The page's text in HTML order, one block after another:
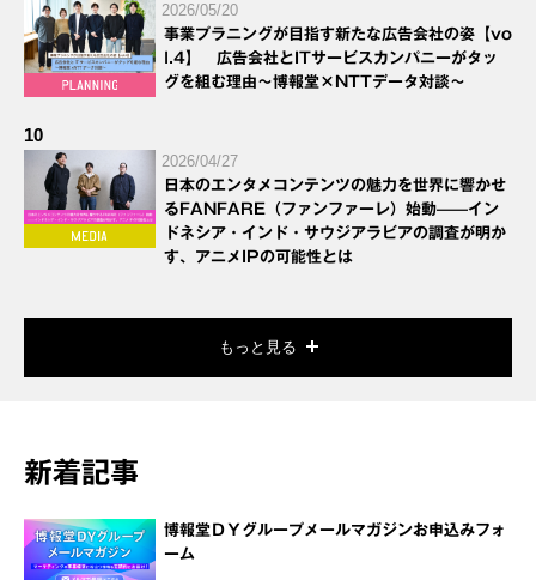
2026/05/20
事業プラニングが目指す新たな広告会社の姿【vo
l.4】 広告会社とITサービスカンパニーがタッ
グを組む理由～博報堂×NTTデータ対談～
10
2026/04/27
日本のエンタメコンテンツの魅力を世界に響かせ
るFANFARE（ファンファーレ）始動——イン
ドネシア・インド・サウジアラビアの調査が明か
す、アニメIPの可能性とは
もっと見る
新着記事
博報堂ＤＹグループメールマガジンお申込みフォ
ーム